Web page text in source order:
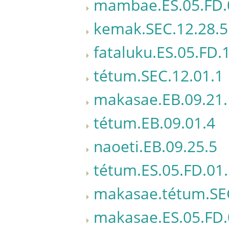
kemak.SEC.12.28.5
tétum.SEC.12.01.1
tétum.EB.09.01.4
naoeti.EB.09.25.5